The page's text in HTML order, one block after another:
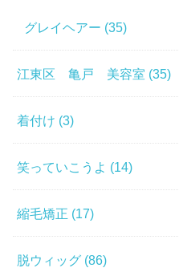
グレイヘアー (35)
江東区 亀戸 美容室 (35)
着付け (3)
笑っていこうよ (14)
縮毛矯正 (17)
脱ウィッグ (86)